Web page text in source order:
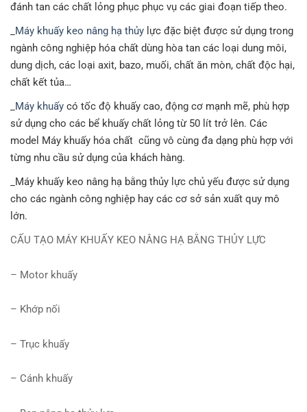
đánh tan các chất lỏng phục phục vụ các giai đoạn tiếp theo.
Máy khuấy keo nâng hạ thủy lực đặc biệt được sử dụng trong
ngành công nghiệp hóa chất dùng hòa tan các loại dung môi,
dung dịch, các loại axit, bazo, muối, chất ăn mòn, chất độc hại,
chất kết tủa…
Máy khuấy có tốc độ khuấy cao, động cơ mạnh mẽ, phù hợp
sử dụng cho các bể khuấy chất lỏng từ 50 lít trở lên. Các
model Máy khuấy hóa chất cũng vô cùng đa dạng phù hợp với
từng nhu cầu sử dụng của khách hàng.
_Máy khuấy keo nâng hạ bằng thủy lực chủ yếu được sử dụng
cho các ngành công nghiệp hay các cơ sở sản xuất quy mô
lớn.
CẤU TẠO MÁY KHUẤY KEO NÂNG HẠ BẰNG THỦY LỰC
– Motor khuấy
– Khớp nối
– Trục khuấy
– Cánh khuấy